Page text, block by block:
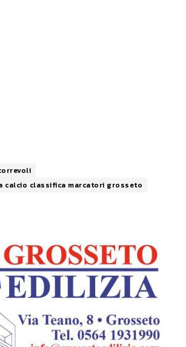
calcio classifica marcatori grosseto